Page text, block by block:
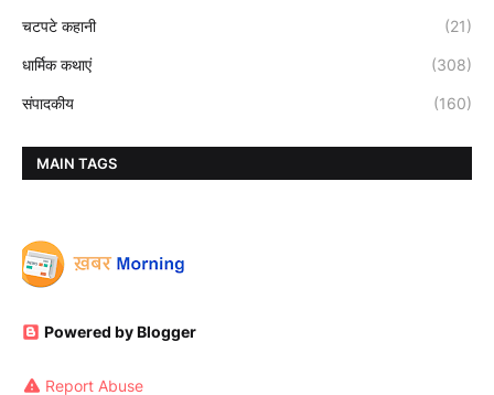
चटपटे कहानी (21)
धार्मिक कथाएं (308)
संपादकीय (160)
MAIN TAGS
Powered by Blogger
Report Abuse